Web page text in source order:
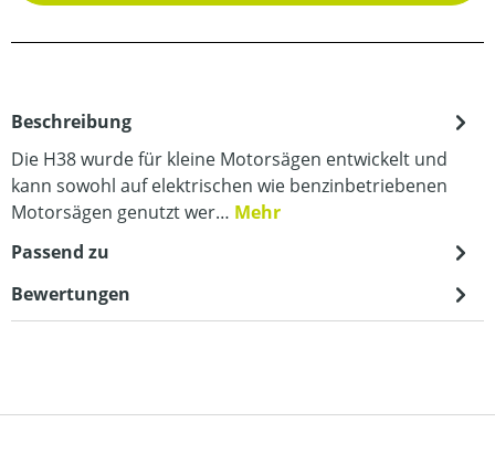
Beschreibung
Die H38 wurde für kleine Motorsägen entwickelt und
kann sowohl auf elektrischen wie benzinbetriebenen
Motorsägen genutzt wer… Mehr
Passend zu
Bewertungen